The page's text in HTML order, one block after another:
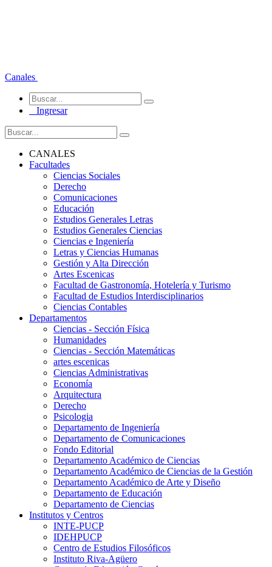
Canales
Ingresar
CANALES
Facultades
Ciencias Sociales
Derecho
Comunicaciones
Educación
Estudios Generales Letras
Estudios Generales Ciencias
Ciencias e Ingeniería
Letras y Ciencias Humanas
Gestión y Alta Dirección
Artes Escenicas
Facultad de Gastronomía, Hotelería y Turismo
Facultad de Estudios Interdisciplinarios
Ciencias Contables
Departamentos
Ciencias - Sección Física
Humanidades
Ciencias - Sección Matemáticas
artes escenicas
Ciencias Administrativas
Economía
Arquitectura
Derecho
Psicologia
Departamento de Ingeniería
Departamento de Comunicaciones
Fondo Editorial
Departamento Académico de Ciencias
Departamento Académico de Ciencias de la Gestión
Departamento Académico de Arte y Diseño
Departamento de Educación
Departamento de Ciencias
Institutos y Centros
INTE-PUCP
IDEHPUCP
Centro de Estudios Filosóficos
Instituto Riva-Agüero